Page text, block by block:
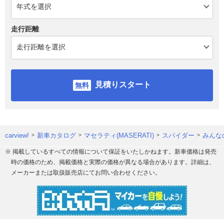
走行距離
見積りスタート
carview! 新車カタログ マセラティ(MASERATI) スパイダー みんな
※ 掲載しているすべての情報について保証をいたしかねます。新車価格は発売
時の価格のため、掲載価格と実際の価格が異なる場合があります。詳細は、
メーカーまたは取扱販売店にてお問い合わせください。